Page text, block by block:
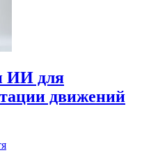
ИИ для
движений